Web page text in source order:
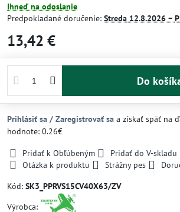
Ihneď na odoslanie
Predpokladané doručenie: Streda 12.8.2026 −
13,42 €
Do
Prihlásiť sa / Zaregistrovať sa a získať späť na
hodnote: 0.26€
Pridať k Obľúbeným
Pridať do V-skladu
Otázka k produktu
Strážny pes
Kód: SK3_PPRVS15CV40X63/ZV
Výrobca: